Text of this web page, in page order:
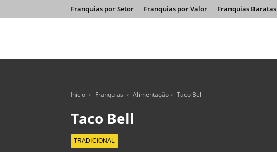
Franquias por Setor Franquias por Valor Franquias Baratas
Início Franquias Alimentação Taco Bell
Taco Bell
TRADICIONAL